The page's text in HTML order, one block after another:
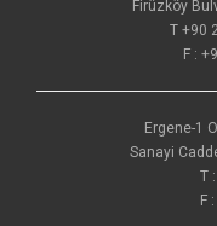
Firüzköy
T +90
F :
Ergene-1
Sanayi
T
F